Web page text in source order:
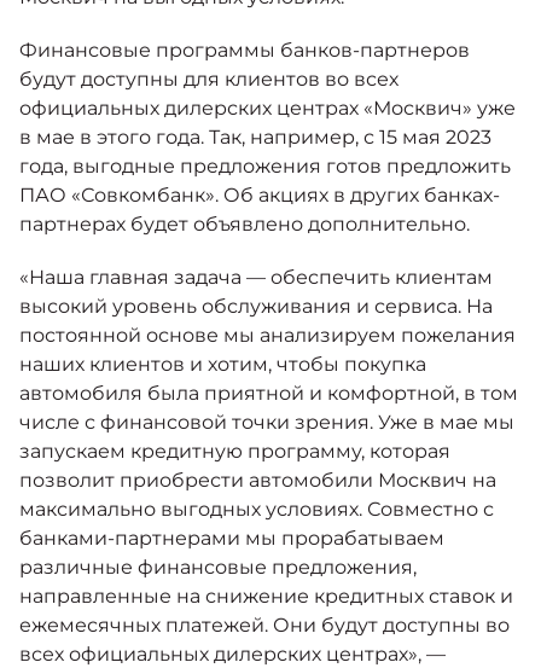
Финансовые программы банков-партнеров
будут доступны для клиентов во всех
официальных дилерских центрах «Москвич» уже
в мае в этого года. Так, например, с 15 мая 2023
года, выгодные предложения готов предложить
ПАО «Совкомбанк». Об акциях в других банках-
партнерах будет объявлено дополнительно.
«Наша главная задача — обеспечить клиентам
высокий уровень обслуживания и сервиса. На
постоянной основе мы анализируем пожелания
наших клиентов и хотим, чтобы покупка
автомобиля была приятной и комфортной, в том
числе с финансовой точки зрения. Уже в мае мы
запускаем кредитную программу, которая
позволит приобрести автомобили Москвич на
максимально выгодных условиях. Совместно с
банками-партнерами мы прорабатываем
различные финансовые предложения,
направленные на снижение кредитных ставок и
ежемесячных платежей. Они будут доступны во
всех официальных дилерских центрах», —